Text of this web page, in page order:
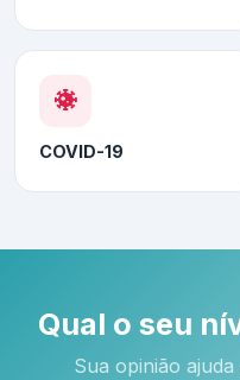
COVID-19
Qual o seu
Sua opinião